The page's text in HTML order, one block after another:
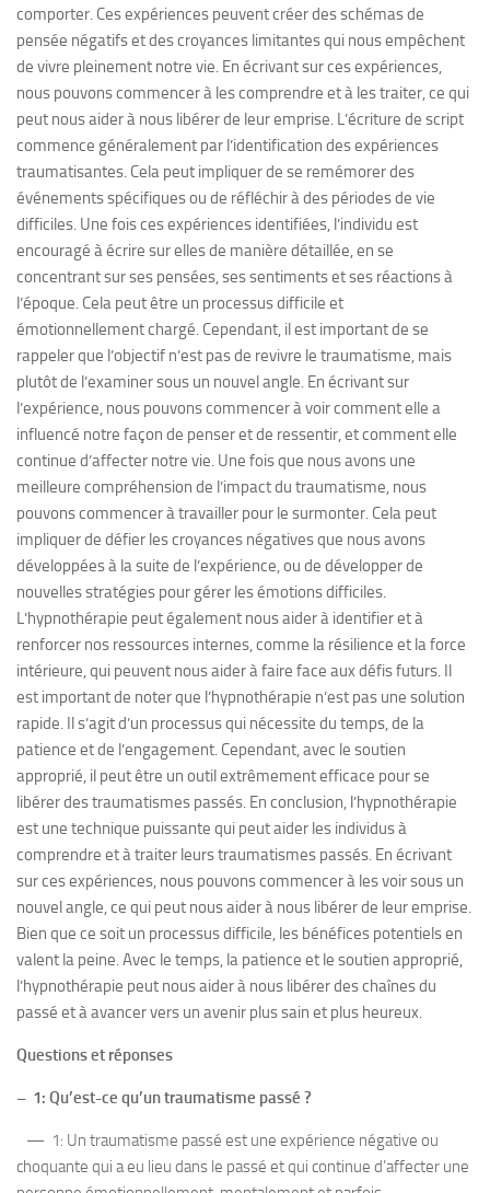
comporter. Ces expériences peuvent créer des schémas de
pensée négatifs et des croyances limitantes qui nous empêchent
de vivre pleinement notre vie. En écrivant sur ces expériences,
nous pouvons commencer à les comprendre et à les traiter, ce qui
peut nous aider à nous libérer de leur emprise. L’écriture de script
commence généralement par l’identification des expériences
traumatisantes. Cela peut impliquer de se remémorer des
événements spécifiques ou de réfléchir à des périodes de vie
difficiles. Une fois ces expériences identifiées, l’individu est
encouragé à écrire sur elles de manière détaillée, en se
concentrant sur ses pensées, ses sentiments et ses réactions à
l’époque. Cela peut être un processus difficile et
émotionnellement chargé. Cependant, il est important de se
rappeler que l’objectif n’est pas de revivre le traumatisme, mais
plutôt de l’examiner sous un nouvel angle. En écrivant sur
l’expérience, nous pouvons commencer à voir comment elle a
influencé notre façon de penser et de ressentir, et comment elle
continue d’affecter notre vie. Une fois que nous avons une
meilleure compréhension de l’impact du traumatisme, nous
pouvons commencer à travailler pour le surmonter. Cela peut
impliquer de défier les croyances négatives que nous avons
développées à la suite de l’expérience, ou de développer de
nouvelles stratégies pour gérer les émotions difficiles.
L’hypnothérapie peut également nous aider à identifier et à
renforcer nos ressources internes, comme la résilience et la force
intérieure, qui peuvent nous aider à faire face aux défis futurs. Il
est important de noter que l’hypnothérapie n’est pas une solution
rapide. Il s’agit d’un processus qui nécessite du temps, de la
patience et de l’engagement. Cependant, avec le soutien
approprié, il peut être un outil extrêmement efficace pour se
libérer des traumatismes passés. En conclusion, l’hypnothérapie
est une technique puissante qui peut aider les individus à
comprendre et à traiter leurs traumatismes passés. En écrivant
sur ces expériences, nous pouvons commencer à les voir sous un
nouvel angle, ce qui peut nous aider à nous libérer de leur emprise.
Bien que ce soit un processus difficile, les bénéfices potentiels en
valent la peine. Avec le temps, la patience et le soutien approprié,
l’hypnothérapie peut nous aider à nous libérer des chaînes du
passé et à avancer vers un avenir plus sain et plus heureux.
Questions et réponses
– 1: Qu’est-ce qu’un traumatisme passé ?
— 1: Un traumatisme passé est une expérience négative ou
choquante qui a eu lieu dans le passé et qui continue d’affecter une